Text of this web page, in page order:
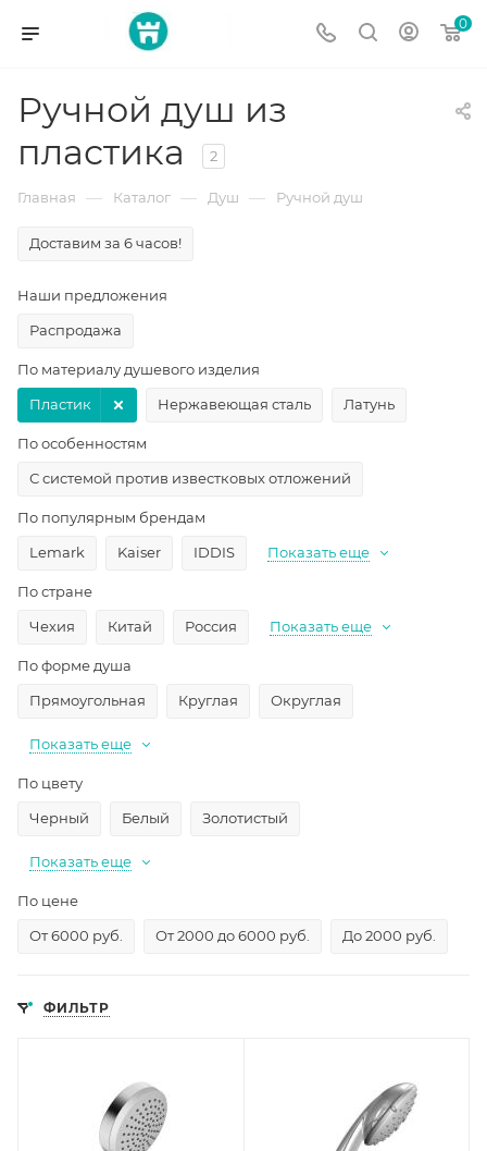
0
Ручной душ из
пластика
2
Главная — Каталог — Душ — Ручной душ
Доставим за 6 часов!
Наши предложения
Распродажа
По материалу душевого изделия
Пластик
Нержавеющая сталь Латунь
По особенностям
С системой против известковых отложений
По популярным брендам
Lemark
Kaiser IDDIS Показать еще
По стране
Чехия
Китай Россия Показать еще
По форме душа
Прямоугольная
Круглая Округлая
Показать еще
По цвету
Черный
Белый Золотистый
Показать еще
По цене
От 6000 руб.
От 2000 до 6000 руб. До 2000 руб.
ФИЛЬТР